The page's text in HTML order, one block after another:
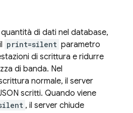
di dati nel database,
print=silent parametro
di scrittura e ridurre
di banda. Nel
normale, il server
scritti. Quando viene
, il server chiude